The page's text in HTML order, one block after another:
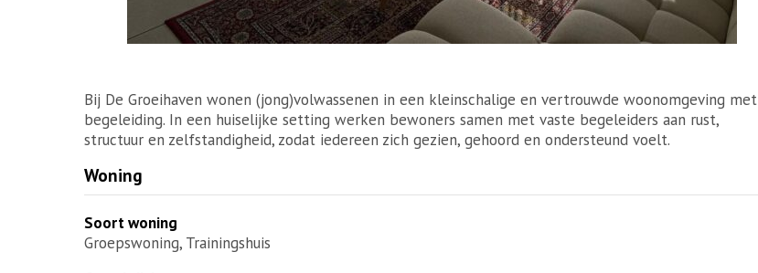
Bij De Groeihaven wonen (jong)volwassenen in een kleinschalige en vertrouwde woonomgeving met
begeleiding. In een huiselijke setting werken bewoners samen met vaste begeleiders aan rust,
structuur en zelfstandigheid, zodat iedereen zich gezien, gehoord en ondersteund voelt.
Woning
Soort woning
Groepswoning, Trainingshuis